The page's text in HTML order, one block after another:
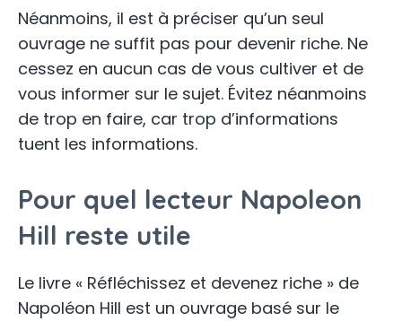
Néanmoins, il est à préciser qu’un seul
ouvrage ne suffit pas pour devenir riche. Ne
cessez en aucun cas de vous cultiver et de
vous informer sur le sujet. Évitez néanmoins
de trop en faire, car trop d’informations
tuent les informations.
Pour quel lecteur Napoleon
Hill reste utile
Le livre « Réfléchissez et devenez riche » de
Napoléon Hill est un ouvrage basé sur le